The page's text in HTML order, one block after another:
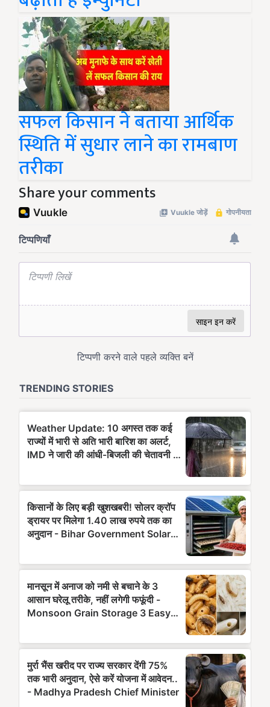
सफल किसान ने बताया आर्थिक
स्थिति में सुधार लाने का रामबाण
तरीका
Share your comments